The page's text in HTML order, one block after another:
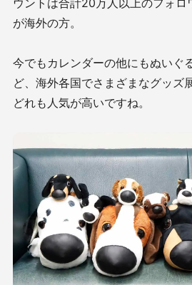
ウントは合計20万人以上のフォロ
が海外の方。
今でもカレンダーの他にもぬいぐ
ど、海外各国でさまざまなグッズ
どれも人気が高いですね。